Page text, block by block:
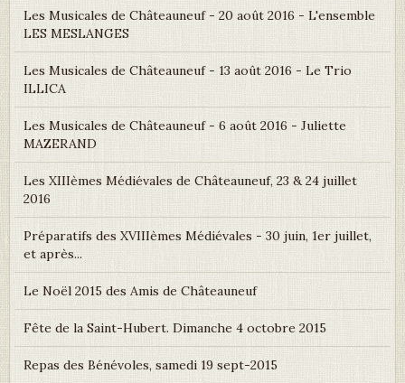
Les Musicales de Châteauneuf - 20 août 2016 - L'ensemble
LES MESLANGES
Les Musicales de Châteauneuf - 13 août 2016 - Le Trio
ILLICA
Les Musicales de Châteauneuf - 6 août 2016 - Juliette
MAZERAND
Les XIIIèmes Médiévales de Châteauneuf, 23 & 24 juillet
2016
Préparatifs des XVIIIèmes Médiévales - 30 juin, 1er juillet,
et après...
Le Noël 2015 des Amis de Châteauneuf
Fête de la Saint-Hubert. Dimanche 4 octobre 2015
Repas des Bénévoles, samedi 19 sept-2015